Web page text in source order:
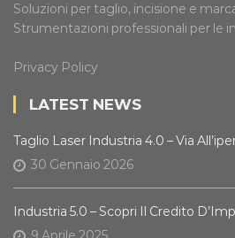
Soluzioni per taglio, incisione e
Strumentazioni professionali per le
Privacy Policy
LATEST NEWS
Taglio Laser Industria 4.0 – Via
30 Gennaio 2026
Industria 5.0 – Scopri Il Credito